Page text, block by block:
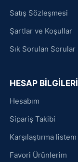
Satış Sözleşmesi
Şartlar ve Koşullar
Sık Sorulan Sorular
HESAP BİLGİLERİ
Hesabım
Sipariş Takibi
Karşılaştırma listem
Favori Ürünlerim